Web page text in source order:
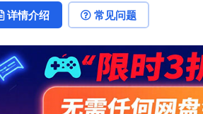
详情介绍 常见问题